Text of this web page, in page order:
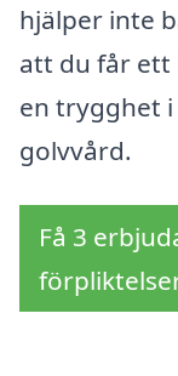
hjälper inte
att du får ett
en trygghet
golvvård.
Få 3